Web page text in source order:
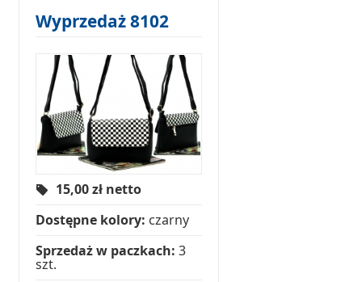
Wyprzedaż 8102
15,00zł netto
Dostępne kolory: czarny
Sprzedaż w paczkach:3
szt.